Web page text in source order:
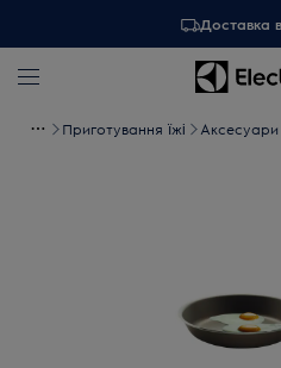
Доставка
Приготування їжі Аксесуари